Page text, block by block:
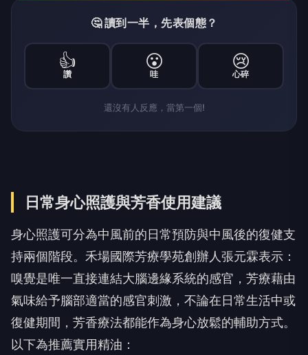
🤔 讀到一半，先表個態？
👍
讚
😮
哇
😢
心碎
還沒有人反應，當第一個!
日常身心照護與芳香使用建議
身心照護可分為中風前的日常預防與中風後的復健支
持兩個階段。禾場國際芳療學苑創辦人張元霖表示：
嗅覺是唯一直接連結大腦邊緣系統的感官，芳療藉由
氣味給予腦部適當的感官刺激，不論在日常生活中或
復健期間，芳香療法都能作為身心放鬆的輔助方式。
以下為推薦實用精油：